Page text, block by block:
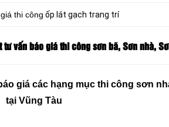
thi công ốp lát gạch trang trí
tư vấn báo giá thi công sơn bã, Sơn nhà,
giá các hạng mục thi công sơn
tại Vũng Tàu